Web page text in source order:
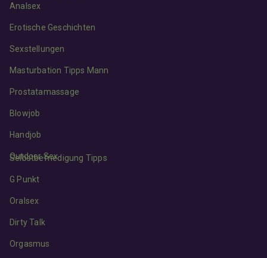
Analsex
Erotische Geschichten
Sexstellungen
Masturbation Tipps Mann
Prostatamassage
Blowjob
Handjob
Outdoor Sex
Selbstbefriedigung Tipps
G Punkt
Oralsex
Dirty Talk
Orgasmus